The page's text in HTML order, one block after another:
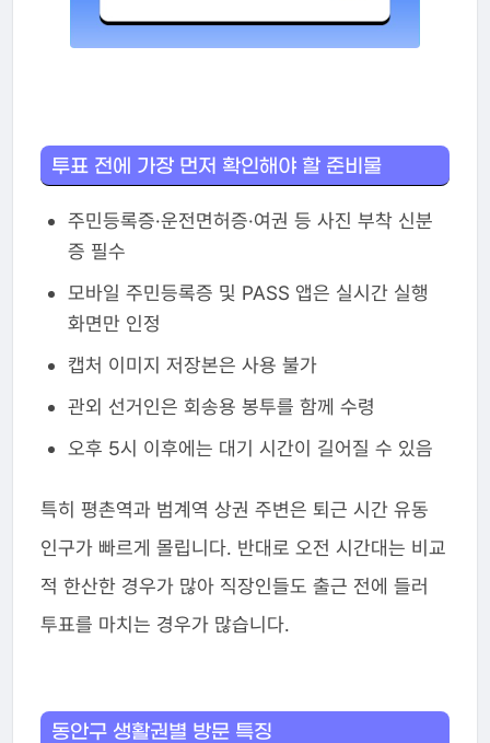
투표 전에 가장 먼저 확인해야 할 준비물
주민등록증·운전면허증·여권 등 사진 부착 신분
증 필수
모바일 주민등록증 및 PASS 앱은 실시간 실행
화면만 인정
캡처 이미지 저장본은 사용 불가
관외 선거인은 회송용 봉투를 함께 수령
오후 5시 이후에는 대기 시간이 길어질 수 있음
특히 평촌역과 범계역 상권 주변은 퇴근 시간 유동
인구가 빠르게 몰립니다. 반대로 오전 시간대는 비교
적 한산한 경우가 많아 직장인들도 출근 전에 들러
투표를 마치는 경우가 많습니다.
동안구 생활권별 방문 특징